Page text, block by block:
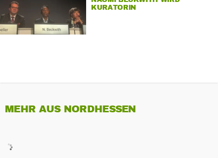
KURATORIN
MEHR AUS NORDHESSEN